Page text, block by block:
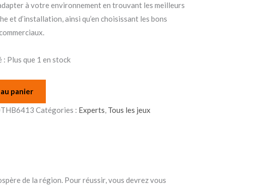
à votre environnement en trouvant les meilleurs
et d’installation, ainsi qu’en choisissant les bons
: Plus que 1 en stock
panier
Catégories : Experts, Tous les jeux
de la région. Pour réussir, vous devrez vous